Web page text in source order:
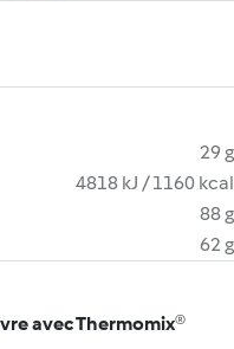
29 g
4818 kJ / 1160 kcal
88 g
62 g
avec Thermomix®